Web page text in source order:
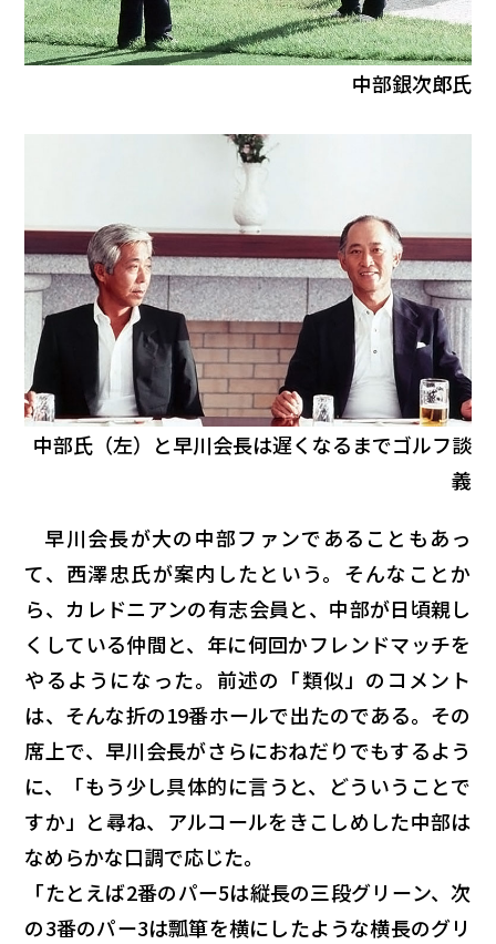
中部銀次郎氏
中部氏（左）と早川会長は遅くなるまでゴルフ談
義
早川会長が大の中部ファンであることもあっ
て、西澤忠氏が案内したという。そんなことか
ら、カレドニアンの有志会員と、中部が日頃親し
くしている仲間と、年に何回かフレンドマッチを
やるようになった。前述の「類似」のコメント
は、そんな折の19番ホールで出たのである。その
席上で、早川会長がさらにおねだりでもするよう
に、「もう少し具体的に言うと、どういうことで
すか」と尋ね、アルコールをきこしめした中部は
なめらかな口調で応じた。
「たとえば2番のパー5は縦長の三段グリーン、次
の3番のパー3は瓢箪を横にしたような横長のグリ